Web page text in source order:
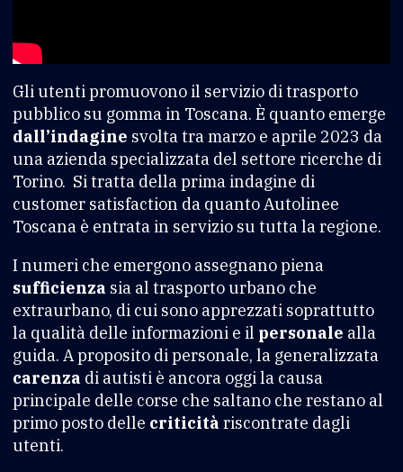
Gli utenti promuovono il servizio di trasporto
pubblico su gomma in Toscana. È quanto emerge
dall’indagine svolta tra marzo e aprile 2023 da
una azienda specializzata del settore ricerche di
Torino. Si tratta della prima indagine di
customer satisfaction da quanto Autolinee
Toscana è entrata in servizio su tutta la regione.
I numeri che emergono assegnano piena
sufficienza sia al trasporto urbano che
extraurbano, di cui sono apprezzati soprattutto
la qualità delle informazioni e il personale alla
guida. A proposito di personale, la generalizzata
carenza di autisti è ancora oggi la causa
principale delle corse che saltano che restano al
primo posto delle criticità riscontrate dagli
utenti.